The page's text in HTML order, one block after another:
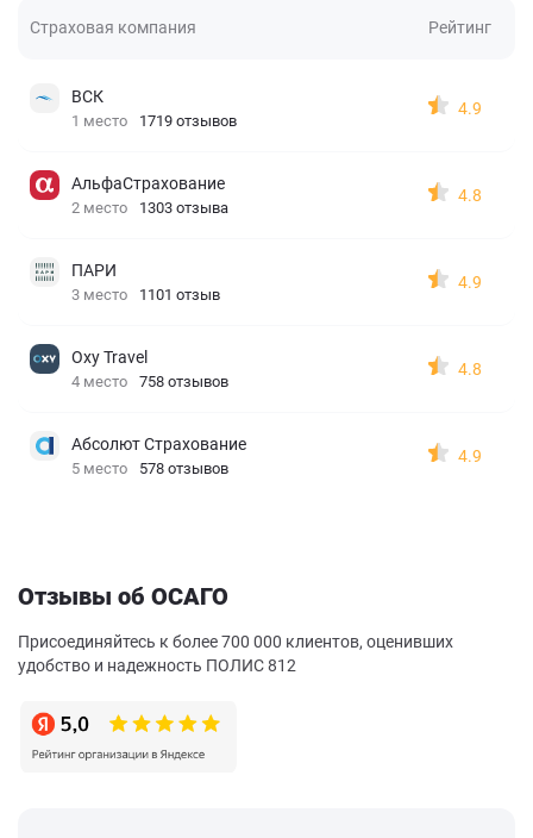
Страховая компания Рейтинг
ВСК
1 место 1719 отзывов
4.9
АльфаСтрахование
2 место 1303 отзыва
4.8
ПАРИ
3 место 1101 отзыв
4.9
Oxy Travel
4 место 758 отзывов
4.8
Абсолют Страхование
5 место 578 отзывов
4.9
Отзывы об ОСАГО
Присоединяйтесь к более 700 000 клиентов, оценивших
удобство и надежность ПОЛИС 812